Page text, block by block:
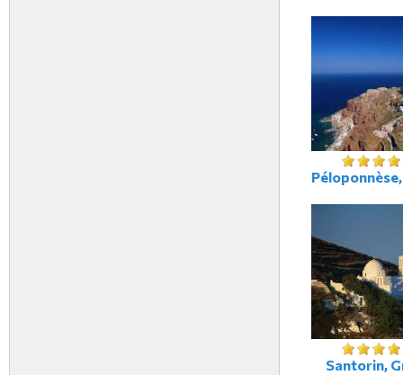
Santorin,